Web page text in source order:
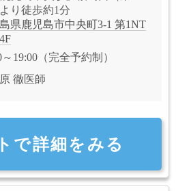
り徒歩約1分
県鹿児島市中央町3-1 第1NT
～19:00（完全予約制）
徹医師
で詳細をみる